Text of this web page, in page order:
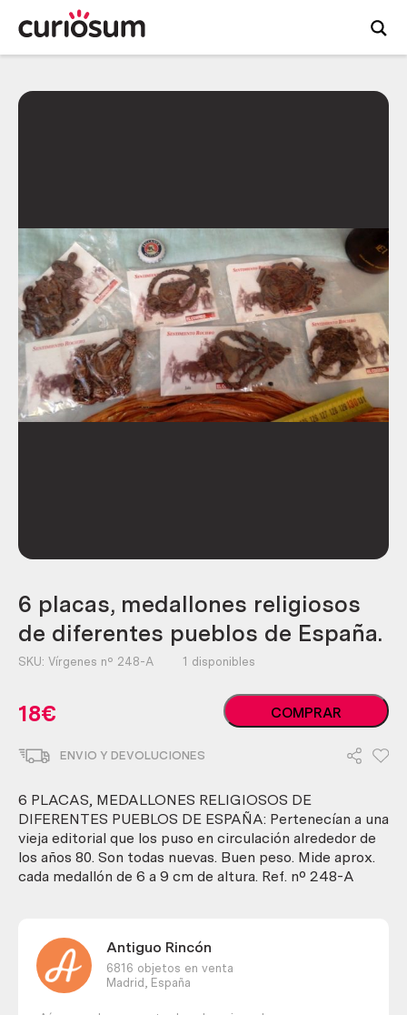
6 placas, medallones religiosos
de diferentes pueblos de España.
SKU: Vírgenes nº 248-A 1 disponibles
18€
6
placas,
diferentes
pueblos
de
España.
cantidad
COMPRAR
ENVIO Y DEVOLUCIONES
6 PLACAS, MEDALLONES RELIGIOSOS DE
DIFERENTES PUEBLOS DE ESPAÑA: Pertenecían a una
vieja editorial que los puso en circulación alrededor de
los años 80. Son todas nuevas. Buen peso. Mide aprox.
cada medallón de 6 a 9 cm de altura. Ref. nº 248-A
Antiguo Rincón
6816 objetos en venta
Madrid,
España